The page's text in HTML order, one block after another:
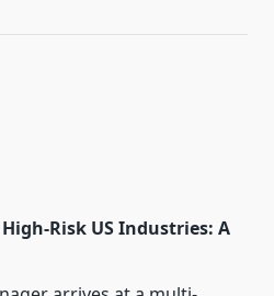
Risk US Industries: A